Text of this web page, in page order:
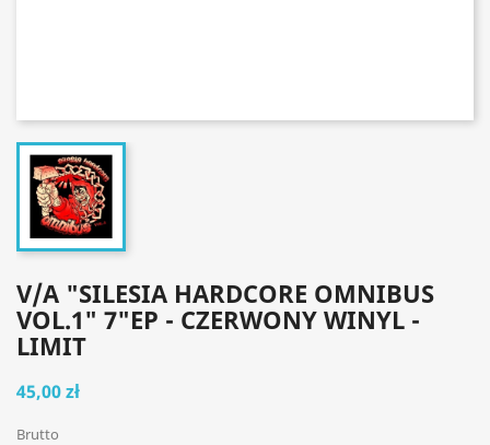
V/A "SILESIA HARDCORE OMNIBUS
VOL.1" 7"EP - CZERWONY WINYL -
LIMIT
45,00 zł
Brutto